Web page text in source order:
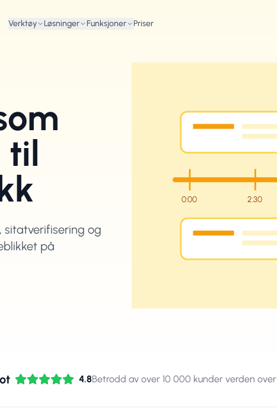
Verktøy Løsninger Funksjoner Priser
til
sitatverifisering og
på
0:00 2:30
4.8Betrodd av over 10 000 kunder verden over